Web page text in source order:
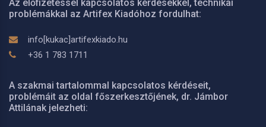
Az előfizetéssel kapcsolatos kérdésekkel, technikai
problémákkal az Artifex Kiadóhoz fordulhat:
info[kukac]artifexkiado.hu
+36 1 783 1711
A szakmai tartalommal kapcsolatos kérdéseit,
problémáit az oldal főszerkesztőjének, dr. Jámbor
Attilának jelezheti: